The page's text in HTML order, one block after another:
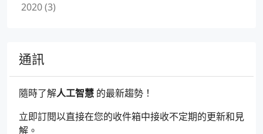
2020 (3)
通訊
隨時了解人工智慧 的最新趨勢！
立即訂閱以直接在您的收件箱中接收不定期的更新和見
解。